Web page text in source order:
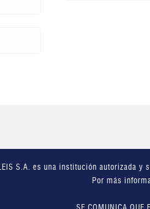
S.A. es una institución autorizada y
Por más